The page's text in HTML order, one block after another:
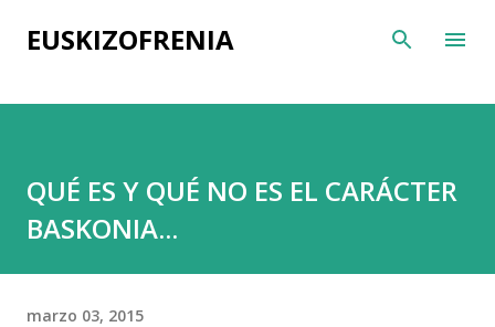
Ir al contenido principal
EUSKIZOFRENIA
QUÉ ES Y QUÉ NO ES EL CARÁCTER
BASKONIA...
marzo 03, 2015